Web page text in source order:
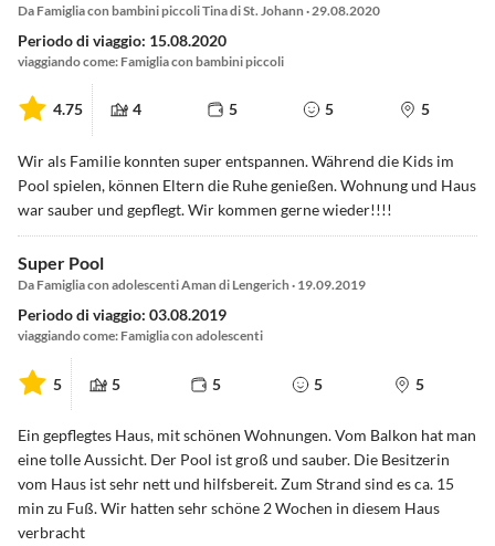
Da Famiglia con bambini piccoli Tina di St. Johann · 29.08.2020
Periodo di viaggio: 15.08.2020
viaggiando come: Famiglia con bambini piccoli
4.75 4 5 5 5
Wir als Familie konnten super entspannen. Während die Kids im
Pool spielen, können Eltern die Ruhe genießen. Wohnung und Haus
war sauber und gepflegt. Wir kommen gerne wieder!!!!
Super Pool
Da Famiglia con adolescenti Aman di Lengerich · 19.09.2019
Periodo di viaggio: 03.08.2019
viaggiando come: Famiglia con adolescenti
5 5 5 5 5
Ein gepflegtes Haus, mit schönen Wohnungen. Vom Balkon hat man
eine tolle Aussicht. Der Pool ist groß und sauber. Die Besitzerin
vom Haus ist sehr nett und hilfsbereit. Zum Strand sind es ca. 15
min zu Fuß. Wir hatten sehr schöne 2 Wochen in diesem Haus
verbracht